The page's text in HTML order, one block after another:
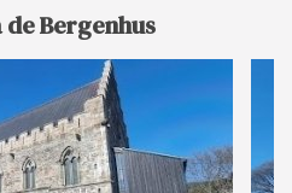
Bergenhus